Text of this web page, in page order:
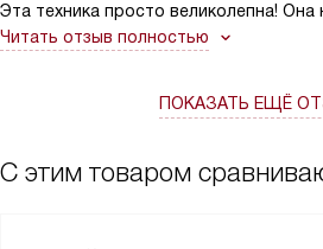
Эта техника просто великолепна!
свои функции, но и делает это с такой
день, и эта техника помогает мне
отношению к новым технологиям, но
Читать отзыв полностью
ПОКАЗАТЬ ЕЩЁ
С этим товаром